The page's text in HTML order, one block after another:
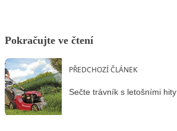
Pokračujte ve čtení
PŘEDCHOZÍ ČLÁNEK
Sečte trávník s letošními hity